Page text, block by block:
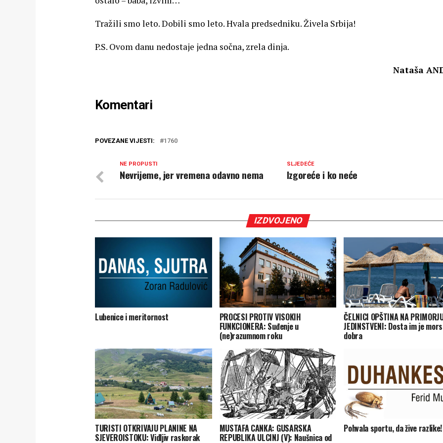
Tražili smo leto. Dobili smo leto. Hvala predsedniku. Živela Srbija!
P.S. Ovom danu nedostaje jedna sočna, zrela dinja.
Nataša
Komentari
POVEZANE VIJESTI: 1760
SLJEDEĆE
Izgoreće i ko neće
NE PROPUSTI
Nevrijeme, jer vremena odavno nema
IZDVOJENO
Lubenice i meritornost PROCESI PROTIV VISOKIH
FUNKCIONERA: Suđenje u
(ne)razumnom roku
ČELNICI OPŠTINA NA
JEDINSTVENI: Dosta im je
dobra
TURISTI OTKRIVAJU PLANINE NA
SJEVEROISTOKU: Vidljiv raskorak
MUSTAFA CANKA: GUSARSKA
REPUBLIKA ULCINJ (V): Naušnica od
Pohvala sportu, da žive razlike!